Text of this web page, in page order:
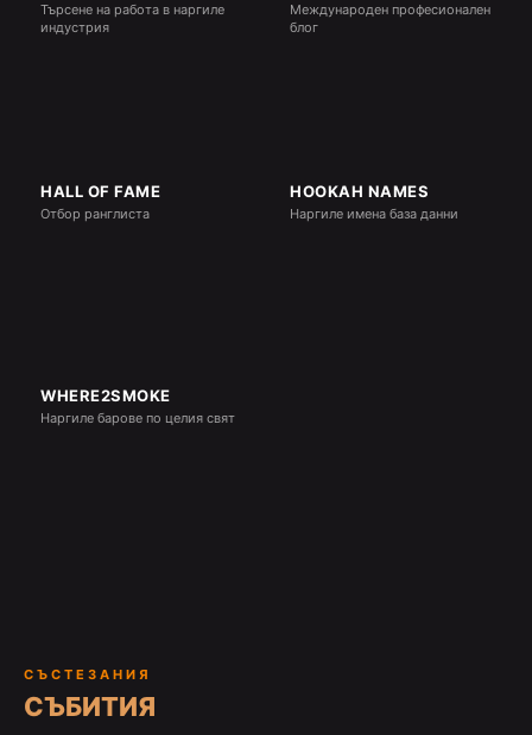
Търсене на работа в наргиле
индустрия
Международен професионален
блог
HALL OF FAME
Отбор ранглиста
HOOKAH NAMES
Наргиле имена база данни
WHERE2SMOKE
Наргиле барове по целия свят
СЪСТЕЗАНИЯ
СЪБИТИЯ